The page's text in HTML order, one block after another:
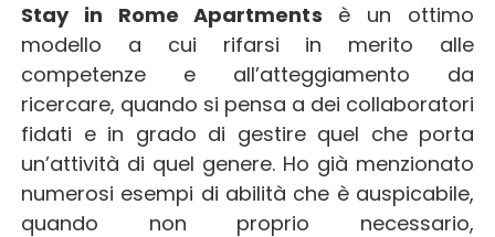
Stay in Rome Apartments è un ottimo
modello a cui rifarsi in merito alle
competenze e all’atteggiamento da
ricercare, quando si pensa a dei collaboratori
fidati e in grado di gestire quel che porta
un’attività di quel genere. Ho già menzionato
numerosi esempi di abilità che è auspicabile,
quando non proprio necessario,